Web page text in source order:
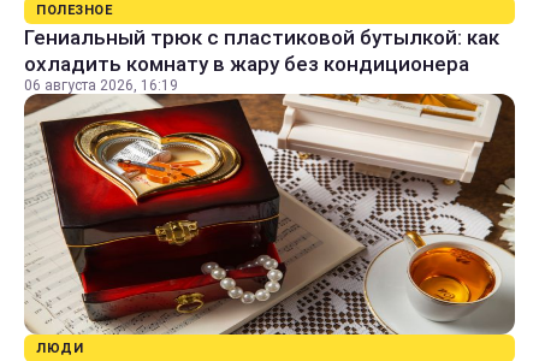
ПОЛЕЗНОЕ
Гениальный трюк с пластиковой бутылкой: как
охладить комнату в жару без кондиционера
06 августа 2026, 16:19
ЛЮДИ